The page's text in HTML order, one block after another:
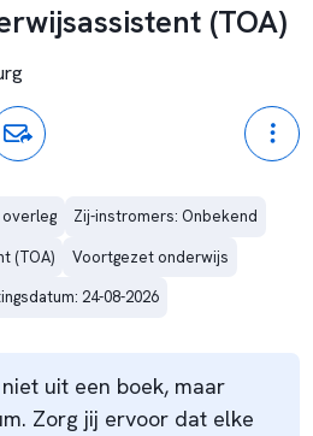
(TOA)
Zij-instromers: Onbekend
(TOA)
Voortgezet onderwijs
24-08-2026
uit een boek, maar
Zorg jij ervoor dat elke